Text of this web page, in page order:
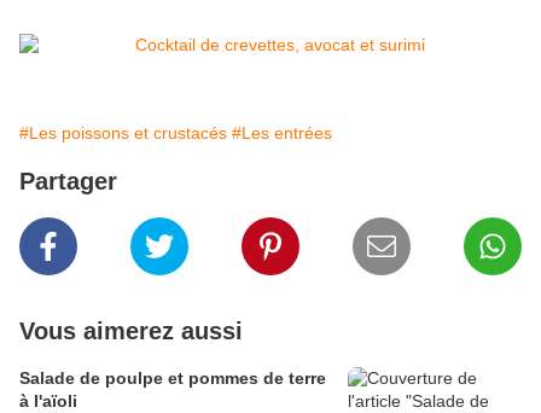
#Les poissons et crustacés #Les entrées
Partager
Vous aimerez aussi
Salade de poulpe et pommes de terre
à l'aïoli